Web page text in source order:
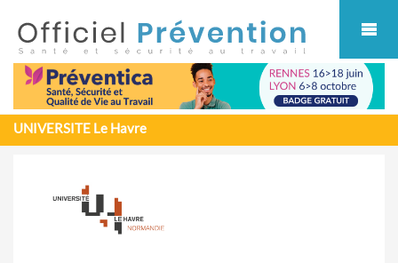
UNIVERSITE Le Havre